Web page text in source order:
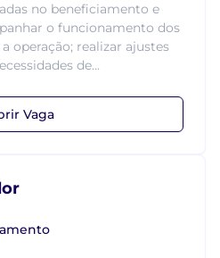
no beneficiamento e
o funcionamento dos
operação; realizar ajustes
de...
Vaga